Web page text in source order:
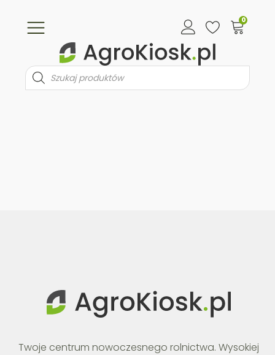
0
Wyszukiwarka
produktów
Twoje centrum nowoczesnego rolnictwa. Wysokiej